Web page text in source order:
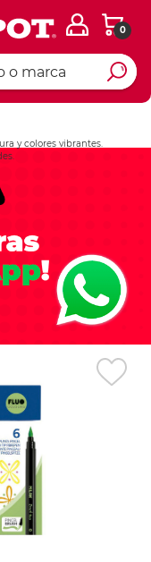
0
y colores vibrantes.
Ingresar Codigo